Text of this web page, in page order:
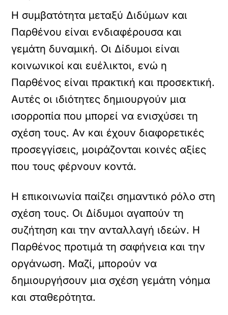
Η συμβατότητα μεταξύ Διδύμων και
Παρθένου είναι ενδιαφέρουσα και
γεμάτη δυναμική. Οι Δίδυμοι είναι
κοινωνικοί και ευέλικτοι, ενώ η
Παρθένος είναι πρακτική και προσεκτική.
Αυτές οι ιδιότητες δημιουργούν μια
ισορροπία που μπορεί να ενισχύσει τη
σχέση τους. Αν και έχουν διαφορετικές
προσεγγίσεις, μοιράζονται κοινές αξίες
που τους φέρνουν κοντά.
Η επικοινωνία παίζει σημαντικό ρόλο στη
σχέση τους. Οι Δίδυμοι αγαπούν τη
συζήτηση και την ανταλλαγή ιδεών. Η
Παρθένος προτιμά τη σαφήνεια και την
οργάνωση. Μαζί, μπορούν να
δημιουργήσουν μια σχέση γεμάτη νόημα
και σταθερότητα.